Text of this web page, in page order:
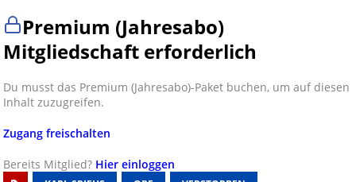
Premium (Jahresabo)
Mitgliedschaft erforderlich
Du musst das Premium (Jahresabo)-Paket buchen, um auf diesen
Inhalt zuzugreifen.
Zugang freischalten
Bereits Mitglied? Hier einloggen